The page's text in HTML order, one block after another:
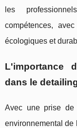
les
compétences,
écologiques et
L'importance
dans le
Avec une prise de
environnemental de